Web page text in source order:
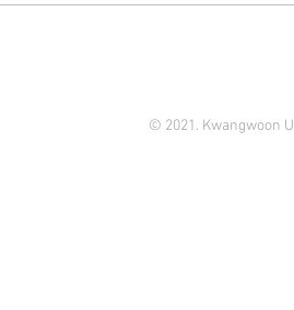
© 2021. Kwangwoon